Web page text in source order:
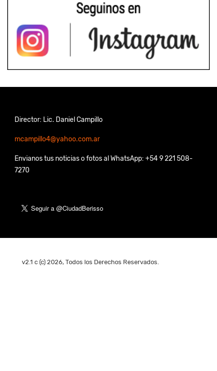
Director: Lic. Daniel Campillo
mcampillo4@yahoo.com.ar
Envianos tus noticias o fotos al WhatsApp: +54 9 221 508-
7270
v2.1 c (c) 2026, Todos los Derechos Reservados.